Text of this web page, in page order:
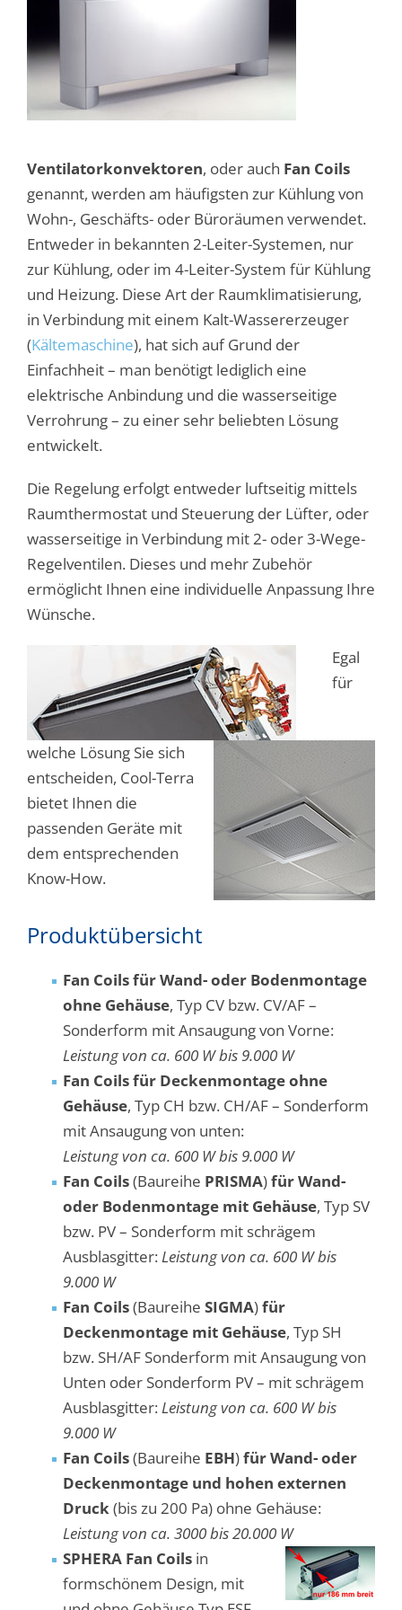
Ventilatorkonvektoren, oder auch Fan Coils
genannt, werden am häufigsten zur Kühlung von
Wohn-, Geschäfts- oder Büroräumen verwendet.
Entweder in bekannten 2-Leiter-Systemen, nur
zur Kühlung, oder im 4-Leiter-System für Kühlung
und Heizung. Diese Art der Raumklimatisierung,
in Verbindung mit einem Kalt-Wassererzeuger
(Kältemaschine), hat sich auf Grund der
Einfachheit – man benötigt lediglich eine
elektrische Anbindung und die wasserseitige
Verrohrung – zu einer sehr beliebten Lösung
entwickelt.
Die Regelung erfolgt entweder luftseitig mittels
Raumthermostat und Steuerung der Lüfter, oder
wasserseitige in Verbindung mit 2- oder 3-Wege-
Regelventilen. Dieses und mehr Zubehör
ermöglicht Ihnen eine individuelle Anpassung Ihre
Wünsche.
Egal
für
welche Lösung Sie sich
entscheiden, Cool-Terra
bietet Ihnen die
passenden Geräte mit
dem entsprechenden
Know-How.
Produktübersicht
Fan Coils für Wand- oder Bodenmontage
ohne Gehäuse, Typ CV bzw. CV/AF –
Sonderform mit Ansaugung von Vorne:
Leistung von ca. 600 W bis 9.000 W
Fan Coils für Deckenmontage ohne
Gehäuse, Typ CH bzw. CH/AF – Sonderform
mit Ansaugung von unten:
Leistung von ca. 600 W bis 9.000 W
Fan Coils(Baureihe PRISMA)für Wand-
oder Bodenmontage mit Gehäuse, Typ SV
bzw. PV – Sonderform mit schrägem
Ausblasgitter: Leistung von ca. 600 W bis
9.000 W
Fan Coils(Baureihe SIGMA)für
Deckenmontage mit Gehäuse, Typ SH
bzw. SH/AF Sonderform mit Ansaugung von
Unten oder Sonderform PV – mit schrägem
Ausblasgitter: Leistung von ca. 600 W bis
9.000 W
Fan Coils(Baureihe EBH)für Wand- oder
Deckenmontage und hohen externen
Druck (bis zu 200 Pa) ohne Gehäuse:
Leistung von ca. 3000 bis 20.000 W
SPHERA Fan Coils in
formschönem Design, mit